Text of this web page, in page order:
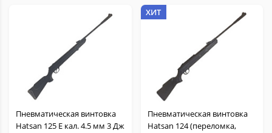
Пневматическая винтовка
Hatsan 125 E кал. 4.5 мм 3 Дж
ХИТ
Пневматическая винтовка
Hatsan 124 (переломка,